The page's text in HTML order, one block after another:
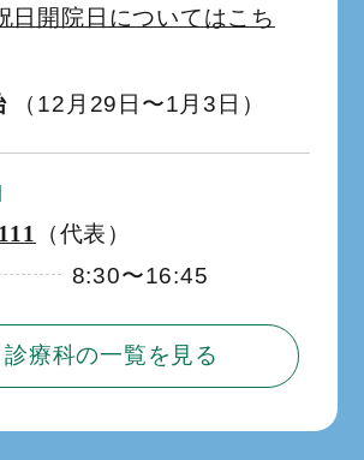
日開院日についてはこち
（12月29日
1月3日）
（代表）
8:30
ら
16:45
診療科の一覧を見る